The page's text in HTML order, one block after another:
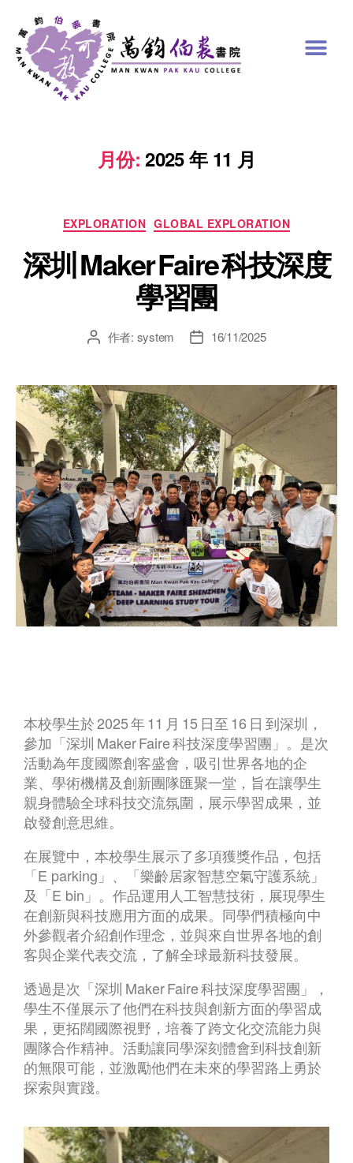
月份: 2025 年 11 月
EXPLORATION GLOBAL EXPLORATION
深圳 Maker Faire 科技深度
學習團
作者: system 16/11/2025
本校學生於 2025 年 11 月 15 日至 16 日 到深圳，
參加「深圳 Maker Faire 科技深度學習團」。是次
活動為年度國際創客盛會，吸引世界各地的企
業、學術機構及創新團隊匯聚一堂，旨在讓學生
親身體驗全球科技交流氛圍，展示學習成果，並
啟發創意思維。
在展覽中，本校學生展示了多項獲獎作品，包括
「E parking」、「樂齡居家智慧空氣守護系統」
及「E bin」。作品運用人工智慧技術，展現學生
在創新與科技應用方面的成果。同學們積極向中
外參觀者介紹創作理念，並與來自世界各地的創
客與企業代表交流，了解全球最新科技發展。
透過是次「深圳 Maker Faire 科技深度學習團」，
學生不僅展示了他們在科技與創新方面的學習成
果，更拓闊國際視野，培養了跨文化交流能力與
團隊合作精神。活動讓同學深刻體會到科技創新
的無限可能，並激勵他們在未來的學習路上勇於
探索與實踐。